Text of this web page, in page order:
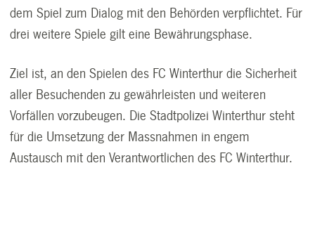
dem Spiel zum Dialog mit den Behörden verpflichtet. Für
drei weitere Spiele gilt eine Bewährungsphase.
Ziel ist, an den Spielen des FC Winterthur die Sicherheit
aller Besuchenden zu gewährleisten und weiteren
Vorfällen vorzubeugen. Die Stadtpolizei Winterthur steht
für die Umsetzung der Massnahmen in engem
Austausch mit den Verantwortlichen des FC Winterthur.